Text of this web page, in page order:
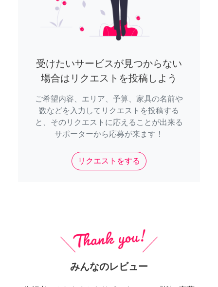
受けたいサービスが見つからない
場合はリクエストを投稿しよう
ご希望内容、エリア、予算、家具の名前や
数などを入力してリクエストを投稿する
と、そのリクエストに応えることが出来る
サポーターから応募が来ます！
リクエストをする
みんなのレビュー